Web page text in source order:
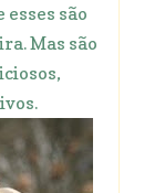
esses são
Mas são